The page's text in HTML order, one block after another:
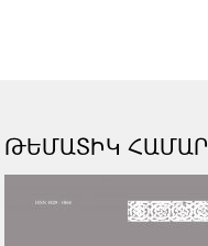
ԹԵՄԱՏԻԿ ՀԱՄԱՐ